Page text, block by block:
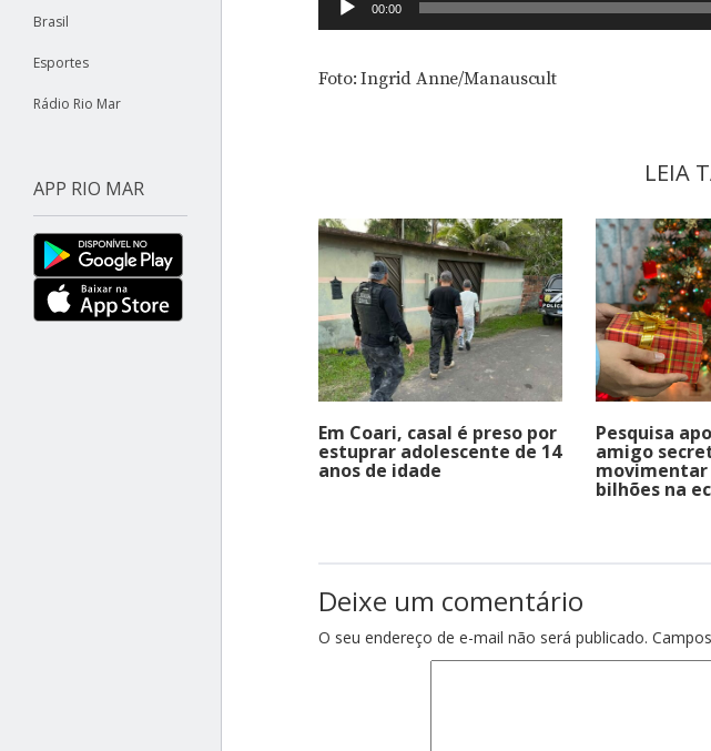
Brasil
Esportes
Rádio Rio Mar
APP RIO MAR
de
00:00
Foto: Ingrid Anne/Manauscult
LEIA
Em Coari, casal é preso por
estuprar adolescente de 14
anos de idade
Pesquisa
amigo
movimentar
bilhões na
Deixe um comentário
O seu endereço de e-mail não será publicado.